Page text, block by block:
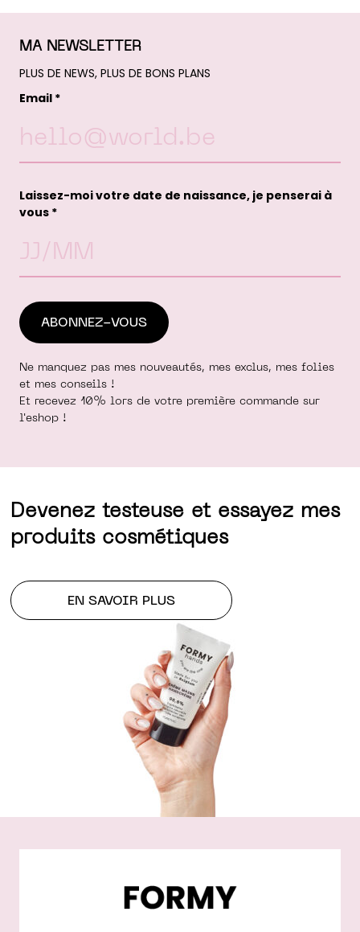
MA NEWSLETTER
PLUS DE NEWS, PLUS DE BONS PLANS
Email *
Laissez-moi votre date de naissance, je penserai à
vous *
Ne manquez pas mes nouveautés, mes exclus, mes folies
et mes conseils !
Et recevez 10% lors de votre première commande sur
l'eshop !
Devenez testeuse et essayez mes
produits cosmétiques
EN SAVOIR PLUS